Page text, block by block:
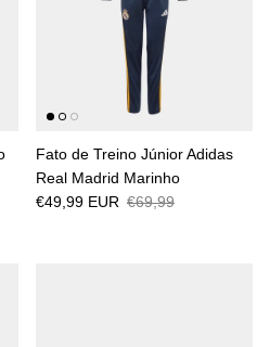
Fato de Treino Júnior Adidas
Real Madrid Marinho
€49,99 EUR €69,99